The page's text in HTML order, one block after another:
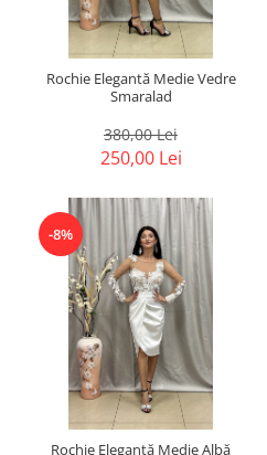
Rochie Elegantă Medie Vedre
Smaralad
380,00 Lei
250,00 Lei
-8%
Rochie Elegantă Medie Albă